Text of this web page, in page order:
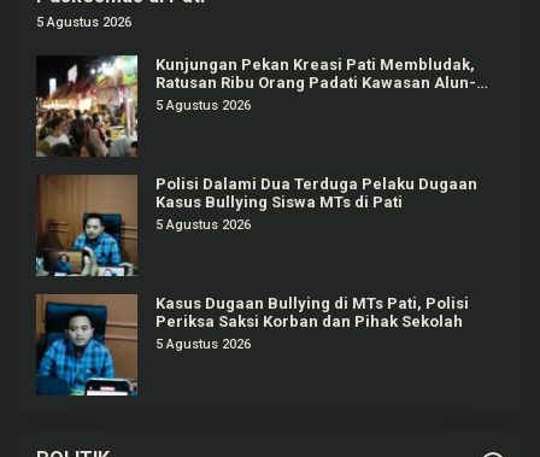
5 Agustus 2026
Kunjungan Pekan Kreasi Pati Membludak,
Ratusan Ribu Orang Padati Kawasan Alun-
alun Pati
5 Agustus 2026
Polisi Dalami Dua Terduga Pelaku Dugaan
Kasus Bullying Siswa MTs di Pati
5 Agustus 2026
Kasus Dugaan Bullying di MTs Pati, Polisi
Periksa Saksi Korban dan Pihak Sekolah
5 Agustus 2026